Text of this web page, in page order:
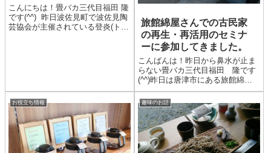
こんにちは！畳バカ三代目福田 隆
です(^^) 昨日波佐見町で波佐見陶
芸協会が主催されている登炎(ト
旅館綿屋さんでの古民家
の再生・再活用のセミナ
ーに参加してきました。
こんばんは！昨日から鼻水が止ま
らない畳バカ三代目福田 隆です
(^^)昨日は唐津市にある旅館綿屋
さんでの古民家再生、再活用のセ
ミナーに参加してきました(^^)会
場の綿屋さんもいい味出てまし
た。佐賀県、特に唐津市では古民
家を改装し活用しようとい...
お役立ち情報 趣味のお話